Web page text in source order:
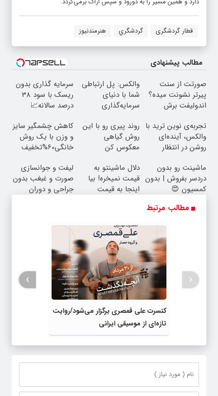
قطار گردشگری گردشگري هنرمندنیوز
مطالب پیشنهادی
صورتت از سنت
پیرتر نشونت میده؟
اندولیفت برش
والکس: پل ارتباطی
شما با دنیای
سرمایه‌گذاری
سرمایه گذاری بدون
ریسک با سود 38
درصد سالانه📈
تجربه‌ی نوین ترید با
والکس، آینده‌ای
روشن در انتظار
روند پیری رو با این
روش گیاهی
معکوس کن
کاهش چشمگیر سایز
و وزن با یک روش
خانگی60%تخفیف
ماشینت رو بدون
دردسر بفروش | بدون
کمسیون 😍
دلال ماشینتو به
قیمت نمیخره! بیا
اینجا به قیمت
لیفت و جوانسازی
صورت و غبغب بدون
جراحی و دوران
مطالب مرتبط
کنسرت علی قمصری برگزار می‌شود/روایت
تازه‌ای از موسیقی ایرانی
‹
›